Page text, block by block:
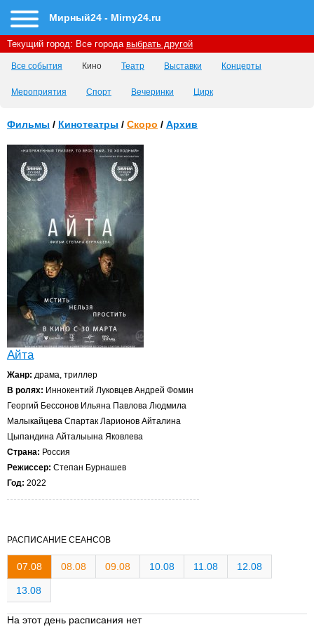
Мирный24 - Mirny24.ru
Текущий город: Все города выбрать другой
Все события Кино Театр Выставки Концерты
Мероприятия Спорт Вечеринки Цирк
Фильмы / Кинотеатры / Скоро / Архив
Айта
Жанр: драма, триллер
В ролях: Иннокентий Луковцев Андрей Фомин
Георгий Бессонов Ильяна Павлова Людмила
Малыкайцева Спартак Ларионов Айталина
Цыпандина Айталыына Яковлева
Страна: Россия
Режиссер: Степан Бурнашев
Год: 2022
РАСПИСАНИЕ СЕАНСОВ
07.08 08.08 09.08 10.08 11.08 12.08
13.08
На этот день расписания нет